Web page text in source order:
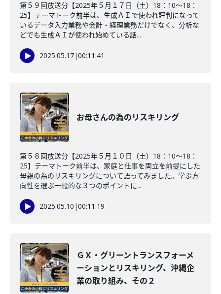
第５９回放送分【2025年５月１７日（土）18：10～18：
25】テーマトーク前半は、生成ＡＩで使われ評判になって
いるデータ入力業務や会計・経理業務だけでなく、分析な
どでも生成ＡＩが使われ始めている話...
2025.05.17|00:11:41
お母さんの為のリスキリング
第５８回放送分【2025年５月１０日（土）18：10～18：
25】テーマトーク前半は、家庭と仕事を両立を前提にした
母親の為のリスキリングについて語ってみました。学ぶ方
向性を選ぶ一般的な３つのポイントに...
2025.05.10 |00:11:19
ＧＸ・グリーントランスフォーメ
ーションとリスキリング、沖縄企
業の取り組み、その２